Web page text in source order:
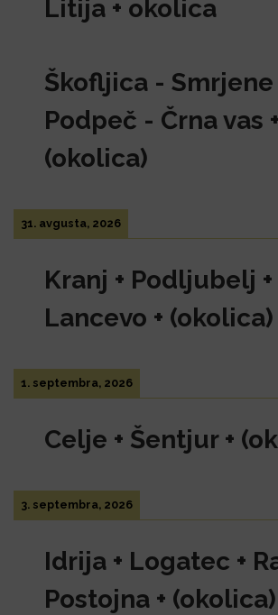
Litija + okolica
Škofljica - Smrjene
Podpeč - Črna vas +
(okolica)
31. avgusta, 2026
Kranj + Podljubelj +
Lancevo + (okolica)
1. septembra, 2026
Celje + Šentjur +
3. septembra, 2026
Idrija + Logatec +
Postojna + (okolica)